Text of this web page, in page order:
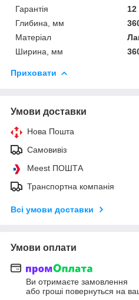
Гарантія
12
Глибина, мм
Матеріал
Ширина, мм
Приховати
Умови доставки
Нова Пошта
Самовивіз
Meest ПОШТА
Транспортна компанія
Всі умови доставки
Умови оплати
Ви отримаєте замовлення
або гроші повернуться на